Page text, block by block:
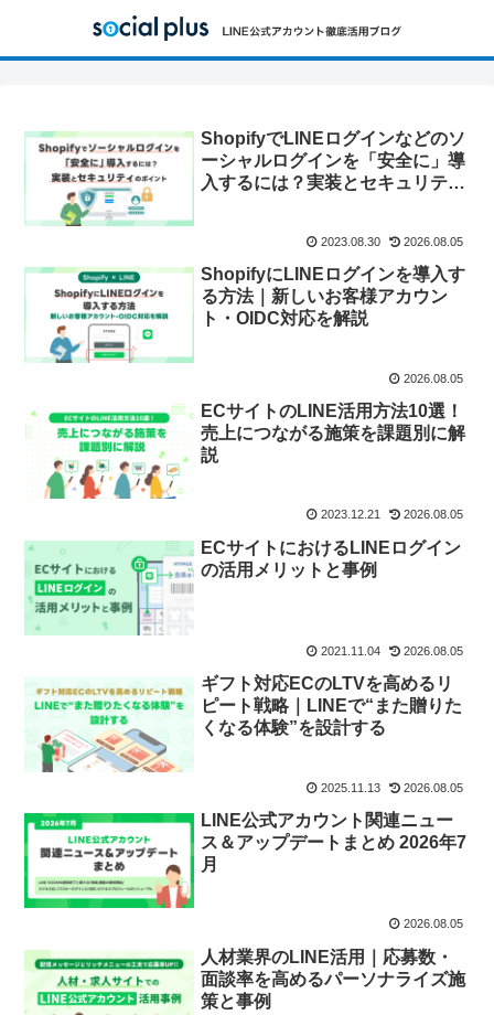
ShopifyでLINEログインなどのソ
ーシャルログインを「安全に」導
入するには？実装とセキュリティ
2023.08.30 2026.08.05
ShopifyにLINEログインを導入す
る方法｜新しいお客様アカウン
ト・OIDC対応を解説
2026.08.05
ECサイトのLINE活用方法10選！
売上につながる施策を課題別に解
説
2023.12.21 2026.08.05
ECサイトにおけるLINEログイン
の活用メリットと事例
2021.11.04 2026.08.05
ギフト対応ECのLTVを高めるリ
ピート戦略｜LINEで“また贈りた
くなる体験”を設計する
2025.11.13 2026.08.05
LINE公式アカウント関連ニュー
ス＆アップデートまとめ 2026年7
月
2026.08.05
人材業界のLINE活用｜応募数・
面談率を高めるパーソナライズ施
策と事例